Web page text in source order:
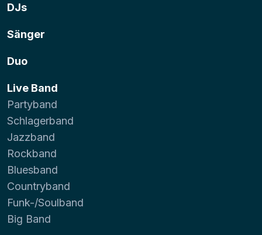
DJs
Sänger
Duo
Live Band
Partyband
Schlagerband
Jazzband
Rockband
Bluesband
Countryband
Funk-/Soulband
Big Band